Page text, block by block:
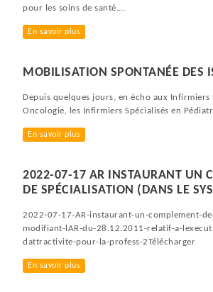
pour les soins de santé.…
En savoir plus
MOBILISATION SPONTANÉE DES
Depuis quelques jours, en écho aux Infirmiers
Oncologie, les Infirmiers Spécialisés en
En savoir plus
2022-07-17 AR INSTAURANT UN
DE SPÉCIALISATION (DANS LE
2022-07-17-AR-instaurant-un-complement-
modifiant-lAR-du-28.12.2011-relatif-a-
dattractivite-pour-la-profess-2Télécharger
En savoir plus